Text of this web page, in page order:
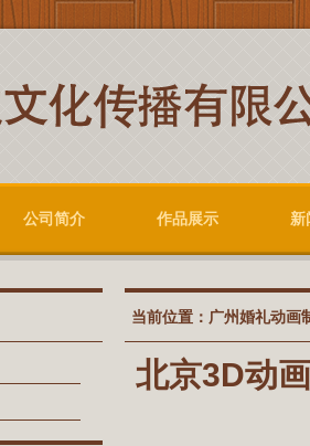
公司简介 作品展示 新
当前位置： 广州婚礼动画
北京3D动